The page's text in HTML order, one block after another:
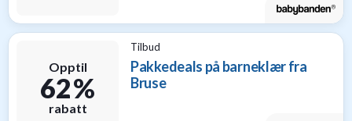
Opptil
62 %
rabatt
Tilbud
Pakkedeals på barneklær fra
Bruse